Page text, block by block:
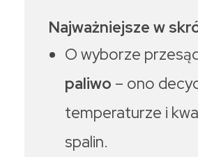
Najważniejsze w
O wyborze
paliwo – ono
temperaturze i
spalin.